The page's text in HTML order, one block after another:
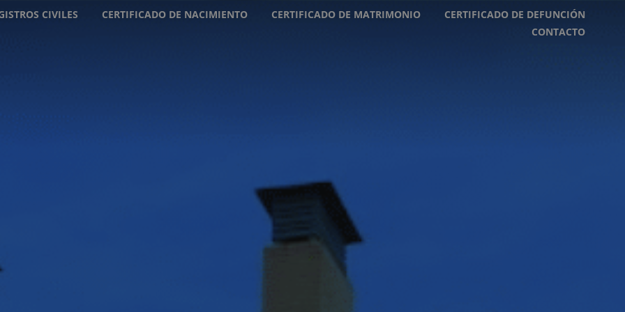
CIVILES CERTIFICADO DE NACIMIENTO CERTIFICADO DE MATRIMONIO
CERTIFICADO DE DEFUNCIÓN
CONTACTO